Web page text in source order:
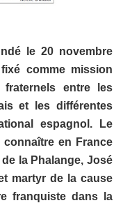
le 20 novembre
comme mission
fraternels entre les
et les différentes
espagnol. Le
en France
la Phalange, José
martyr de la cause
franquiste dans la